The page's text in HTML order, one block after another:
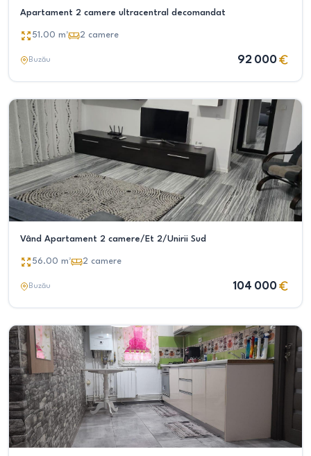
Apartament 2 camere ultracentral decomandat
51.00 m² 2 camere
Buzău 92 000
Vând Apartament 2 camere/Et 2/Unirii Sud
56.00 m² 2 camere
Buzău 104 000